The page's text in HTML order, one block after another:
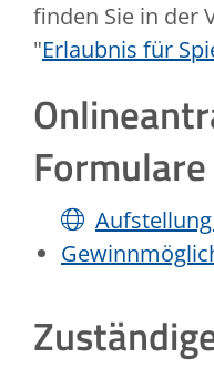
finden Sie in der
"Erlaubnis für
Formulare